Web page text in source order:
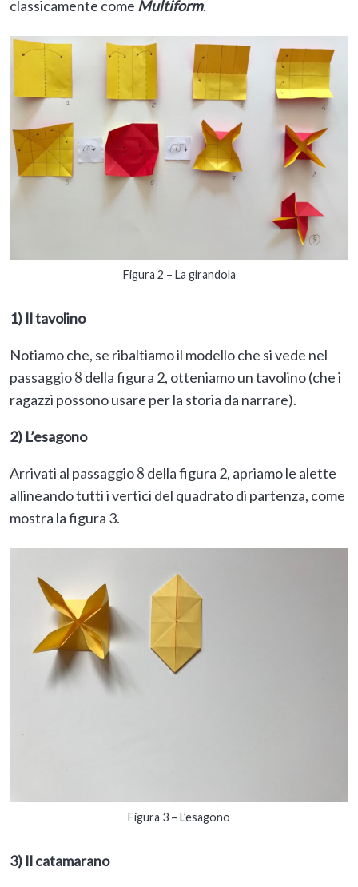
classicamente come Multiform.
Figura 2 – La girandola
1) Il tavolino
Notiamo che, se ribaltiamo il modello che si vede nel
passaggio8 della figura 2, otteniamo un tavolino (che i
ragazzi possono usare per la storia da narrare).
2) L’esagono
Arrivati al passaggio8 della figura 2, apriamo le alette
allineando tutti i vertici del quadrato di partenza, come
mostra la figura 3.
Figura 3 – L’esagono
3) Il catamarano